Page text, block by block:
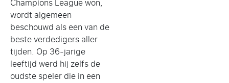
wordt algemeen
beschouwd als een van de
beste verdedigers aller
tijden. Op 36-jarige
leeftijd werd hij zelfs de
oudste speler die in een